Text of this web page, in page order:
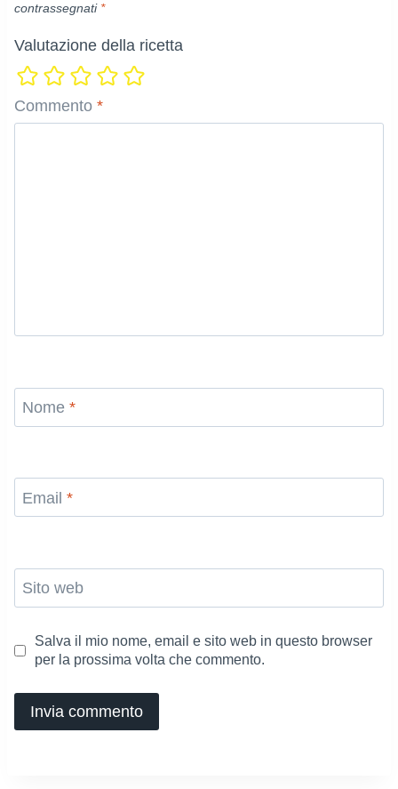
contrassegnati *
Valutazione della ricetta
Commento *
Nome *
Email *
Sito web
Salva il mio nome, email e sito web in questo browser
per la prossima volta che commento.